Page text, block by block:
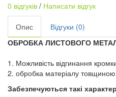
0 відгуків / Написати відгук
Опис
Відгуки (0)
ОБРОБКА ЛИСТОВОГО
1. Можливість відгинання
2. обробка матеріалу
Забезпечуються такі